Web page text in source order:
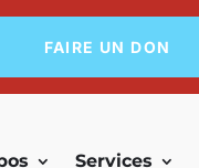
FAIRE UN DON
Services